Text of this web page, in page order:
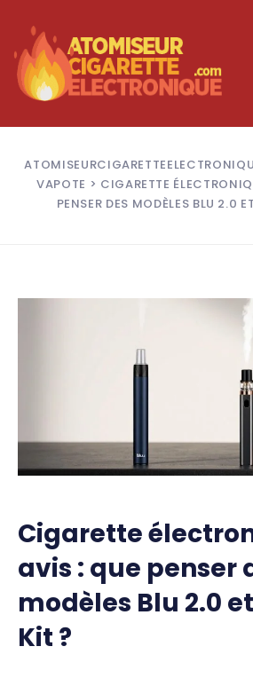
VAPOTE > CIGARETTE
PENSER DES MODÈLES BLU 2.0
Cigarette
avis : que penser
modèles Blu 2.0
Kit ?